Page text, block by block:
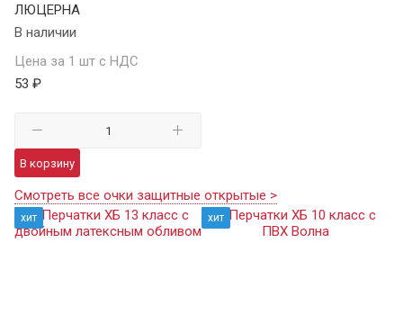
ЛЮЦЕРНА
В наличии
Цена за 1 шт с НДС
53 ₽
В корзину
Смотреть все очки защитные открытые >
хит хит